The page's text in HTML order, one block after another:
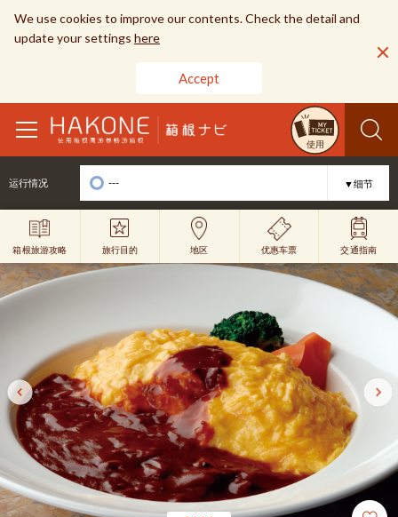
We use cookies to improve our contents. Check the detail and
update your settings here
Accept
使用
toggle
navigation
运行情况 --- ▼细节
箱根旅游攻略 旅行目的 地区 优惠车票 交通指南